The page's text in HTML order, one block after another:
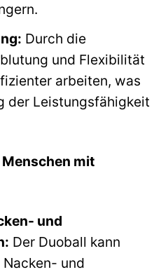
Durch die
und Flexibilität
arbeiten, was
der Leistungsfähigkeit
mit
und
Der Duoball kann
und